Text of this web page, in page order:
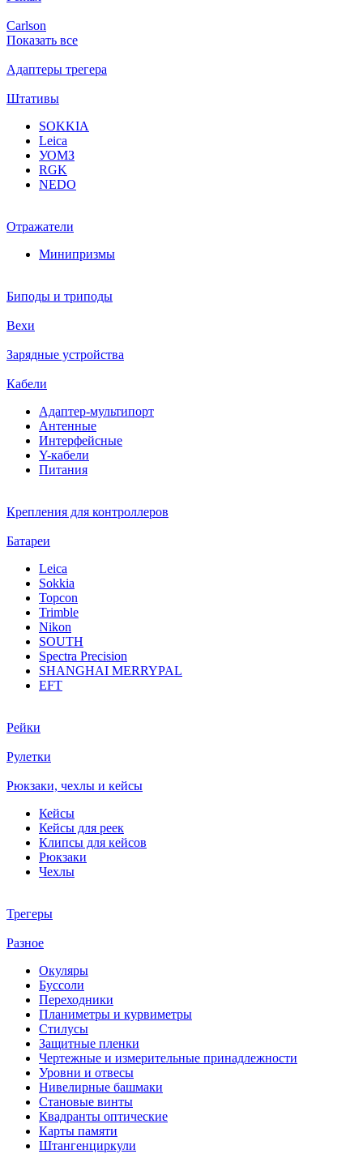
Carlson
Показать все
Адаптеры трегера
Штативы
SOKKIA
Leica
УОМЗ
RGK
NEDO
Отражатели
Минипризмы
Биподы и триподы
Вехи
Зарядные устройства
Кабели
Адаптер-мультипорт
Антенные
Интерфейсные
Y-кабели
Питания
Крепления для контроллеров
Батареи
Leica
Sokkia
Topcon
Trimble
Nikon
SOUTH
Spectra Precision
SHANGHAI MERRYPAL
EFT
Рейки
Рулетки
Рюкзаки, чехлы и кейсы
Кейсы
Кейсы для реек
Клипсы для кейсов
Рюкзаки
Чехлы
Трегеры
Разное
Окуляры
Буссоли
Переходники
Планиметры и курвиметры
Стилусы
Защитные пленки
Чертежные и измерительные принадлежности
Уровни и отвесы
Нивелирные башмаки
Становые винты
Квадранты оптические
Карты памяти
Штангенциркули